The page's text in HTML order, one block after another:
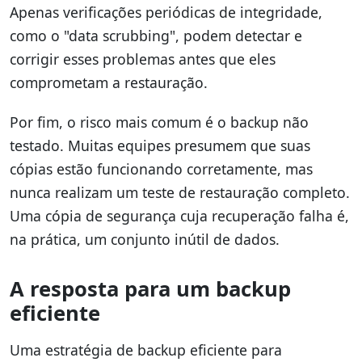
Apenas verificações periódicas de integridade,
como o "data scrubbing", podem detectar e
corrigir esses problemas antes que eles
comprometam a restauração.
Por fim, o risco mais comum é o backup não
testado. Muitas equipes presumem que suas
cópias estão funcionando corretamente, mas
nunca realizam um teste de restauração completo.
Uma cópia de segurança cuja recuperação falha é,
na prática, um conjunto inútil de dados.
A resposta para um backup
eficiente
Uma estratégia de backup eficiente para